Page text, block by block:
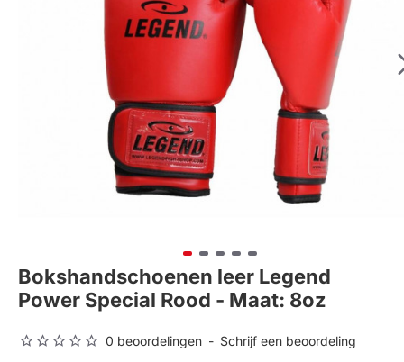
Bokshandschoenen leer Legend
Power Special Rood - Maat: 8oz
0 beoordelingen - Schrijf een beoordeling